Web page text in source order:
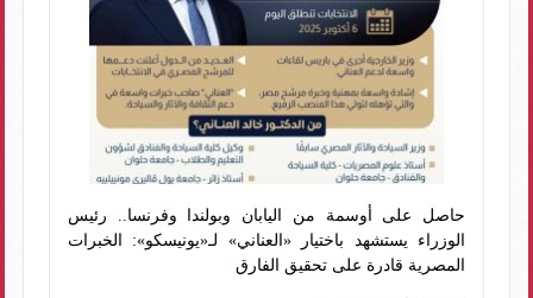
حاصل على أوسمة من اليابان وبولندا وفرنسا.. رئيس
الوزراء يستشهد باختيار «العناني» لـ«يونيسكو»: الخبرات
المصرية قادرة على تحقيق الفارق